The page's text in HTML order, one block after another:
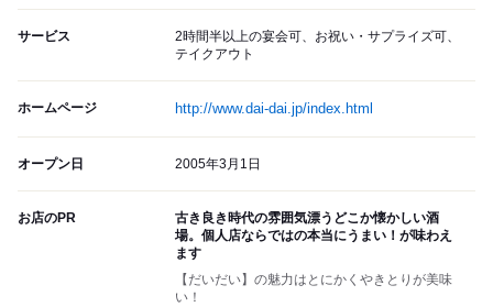
サービス
2時間半以上の宴会可、お祝い・サプライズ可、
テイクアウト
ホームページ http://www.dai-dai.jp/index.html
オープン日 2005年3月1日
お店のPR
古き良き時代の雰囲気漂うどこか懐かしい酒
場。個人店ならではの本当にうまい！が味わえ
ます
【だいだい】の魅力はとにかくやきとりが美味
い！